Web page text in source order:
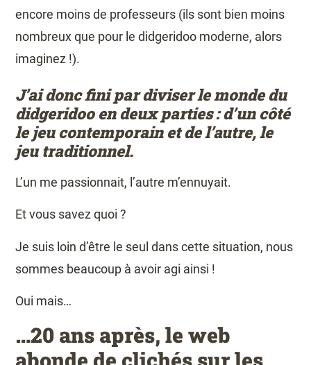
encore moins de professeurs (ils sont bien moins
nombreux que pour le didgeridoo moderne, alors
imaginez !).
J’ai donc fini par diviser le monde du
didgeridoo en deux parties : d’un côté
le jeu contemporain et de l’autre, le
jeu traditionnel.
L’un me passionnait, l’autre m’ennuyait.
Et vous savez quoi ?
Je suis loin d’être le seul dans cette situation, nous
sommes beaucoup à avoir agi ainsi !
Oui mais…
…20 ans après, le web
abonde de clichés sur les